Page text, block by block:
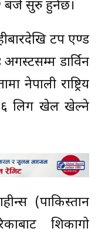
बजे सुरु हुनेछ।
टप एण्ड
डार्विन
नेपाली राष्ट्रिय
३६ लिग खेल खेल्ने
(पाकिस्तान
शिकागो